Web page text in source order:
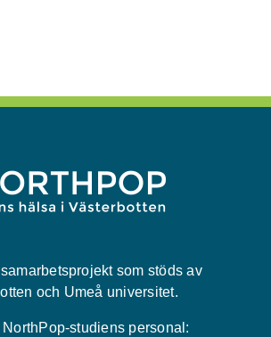
som stöds av
och Umeå universitet.
studiens personal: